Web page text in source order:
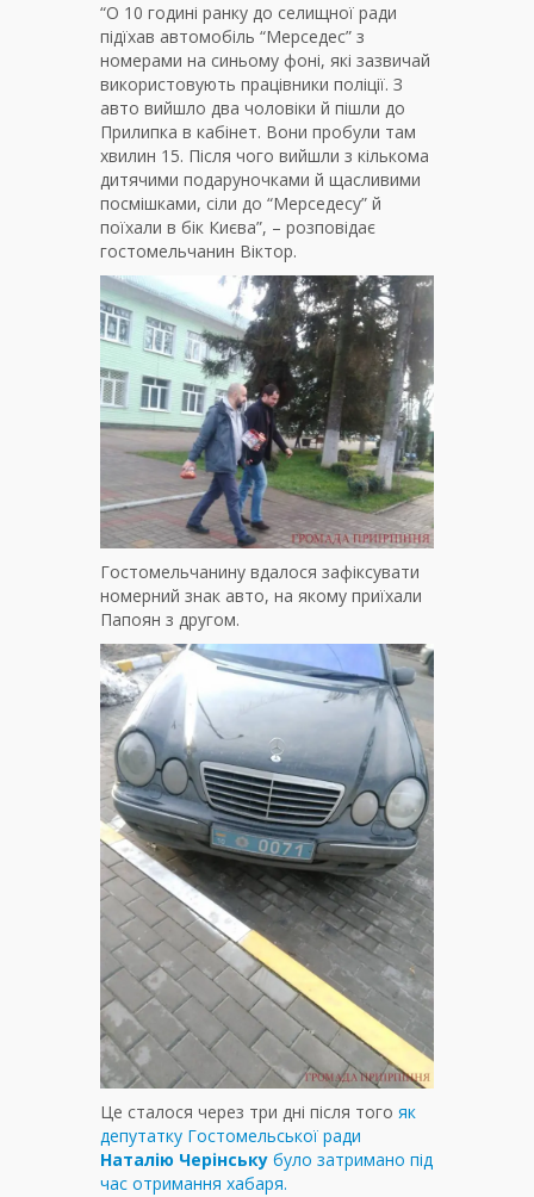
“О 10 годині ранку до селищної ради
підїхав автомобіль “Мерседес” з
номерами на синьому фоні, які зазвичай
використовують працівники поліції. З
авто вийшло два чоловіки й пішли до
Прилипка в кабінет. Вони пробули там
хвилин 15. Після чого вийшли з кількома
дитячими подаруночками й щасливими
посмішками, сіли до “Мерседесу” й
поїхали в бік Києва”, – розповідає
гостомельчанин Віктор.
Гостомельчанину вдалося зафіксувати
номерний знак авто, на якому приїхали
Папоян з другом.
Це сталося через три дні після того як
депутатку Гостомельської ради
Наталію Черінську було затримано під
час отримання хабаря.